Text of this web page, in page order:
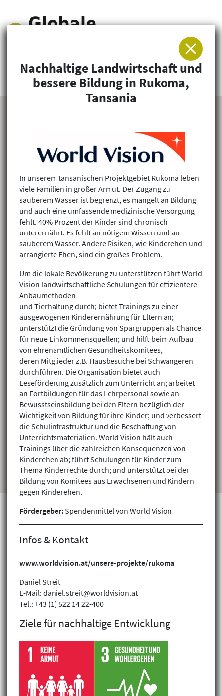
Arbeitsgemeinschaft für Entwicklung und
Humanitäre Hilfe
Projekte finden
Nachhaltige Landwirtschaft und
bessere Bildung in Rukoma,
Tansania
In unserem tansanischen Projektgebiet Rukoma leben
viele Familien in großer Armut. Der Zugang zu
sauberem Wasser ist begrenzt, es mangelt an Bildung
und auch eine umfassende medizinische Versorgung
fehlt. 40% Prozent der Kinder sind chronisch
unterernährt. Es fehlt an nötigem Wissen und an
sauberem Wasser. Andere Risiken, wie Kinderehen und
arrangierte Ehen, sind ein großes Problem.
Um die lokale Bevölkerung zu unterstützen führt World
Vision landwirtschaftliche Schulungen für effizientere
Anbaumethoden
und Tierhaltung durch; bietet Trainings zu einer
ausgewogenen Kinderernährung für Eltern an;
unterstützt die Gründung von Spargruppen als Chance
für neue Einkommensquellen; und hilft beim Aufbau
von ehrenamtlichen Gesundheitskomitees,
deren Mitglieder z.B. Hausbesuche bei Schwangeren
durchführen. Die Organisation bietet auch
Leseförderung zusätzlich zum Unterricht an; arbeitet
an Fortbildungen für das Lehrpersonal sowie an
Bewusstseinsbildung bei den Eltern bezüglich der
Wichtigkeit von Bildung für ihre Kinder; und verbessert
die Schulinfrastruktur und die Beschaffung von
Unterrichtsmaterialien. World Vision hält auch
Trainings über die zahlreichen Konsequenzen von
Kinderehen ab; führt Schulungen für Kinder zum
Thema Kinderrechte durch; und unterstützt bei der
Bildung von Komitees aus Erwachsenen und Kindern
gegen Kinderehen.
Fördergeber: Spendenmittel von World Vision
Infos & Kontakt
www.worldvision.at/unsere-projekte/rukoma
Daniel Streit
E-Mail: daniel.streit@worldvision.at
Tel.: +43 (1) 522 14 22-400
Ziele für nachhaltige Entwicklung